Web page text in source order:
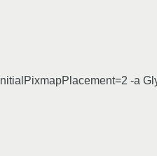
-a